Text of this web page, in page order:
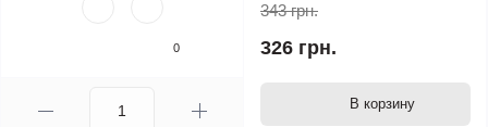
0
343 грн.
326 грн.
В корзину